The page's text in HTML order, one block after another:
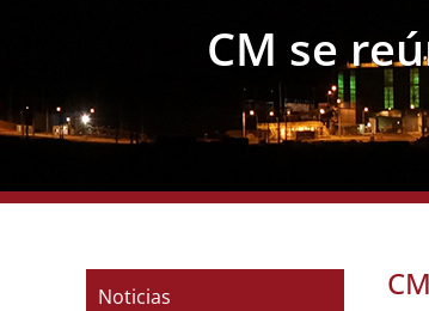
CM se
Noticias